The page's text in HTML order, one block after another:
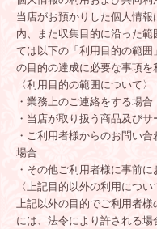
当店がお預かりした個人情
内、また収集目的に沿った
ては以下の「利用目的の範
の目的の達成に必要な事項を
〈利用目的の範囲について〉
・業務上のご連絡をする場合
・当店が取り扱う商品及び
・ご利用者様からのお問い
場合
・その他ご利用者様に事前
〈上記目的以外の利用につい
上記以外の目的でご利用者
には、法令により許される